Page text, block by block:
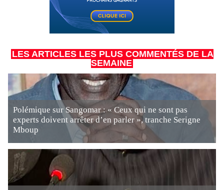
LES ARTICLES LES PLUS COMMENTÉS DE LA
SEMAINE
Polémique sur Sangomar : « Ceux qui ne sont pas
experts doivent arrêter d’en parler », tranche Serigne
Mboup